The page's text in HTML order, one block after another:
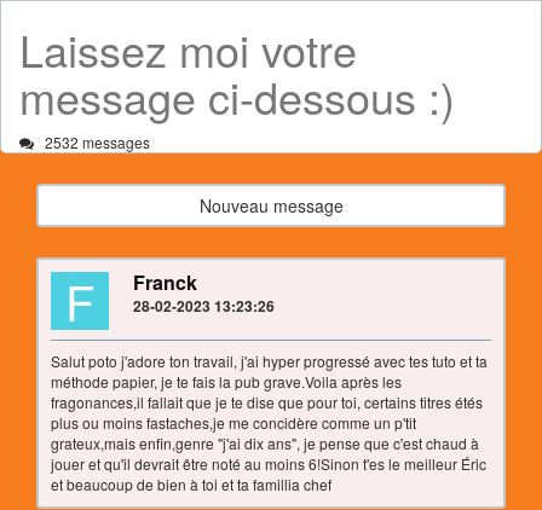
Laissez moi votre
message ci-dessous :)
2532 messages
Nouveau message
F Franck
28-02-2023 13:23:26
Salut poto j'adore ton travail, j'ai hyper progressé avec tes tuto et ta
méthode papier, je te fais la pub grave.Voila après les
fragonances,il fallait que je te dise que pour toi, certains titres étés
plus ou moins fastaches,je me concidère comme un p'tit
grateux,mais enfin,genre "j'ai dix ans", je pense que c'est chaud à
jouer et qu'il devrait être noté au moins 6!Sinon t'es le meilleur Éric
et beaucoup de bien à toi et ta famillia chef